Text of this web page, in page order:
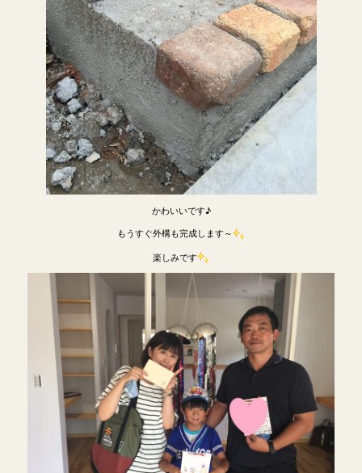
かわいいです♪
もうすぐ外構も完成します～
楽しみです